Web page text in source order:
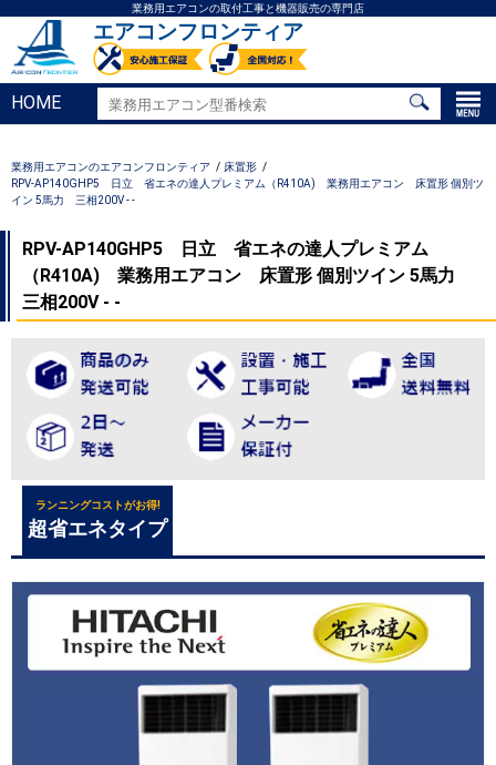
業務用エアコンの取付工事と機器販売の専門店
エアコンフロンティア
HOME
業務用エアコンのエアコンフロンティア
床置形
RPV-AP140GHP5 日立 省エネの達人プレミアム（R410A) 業務用エアコン 床置形 個別ツ
イン 5馬力 三相200V - -
RPV-AP140GHP5 日立 省エネの達人プレミアム
（R410A) 業務用エアコン 床置形 個別ツイン 5馬力
三相200V - -
ランニングコストがお得!
超省エネタイプ